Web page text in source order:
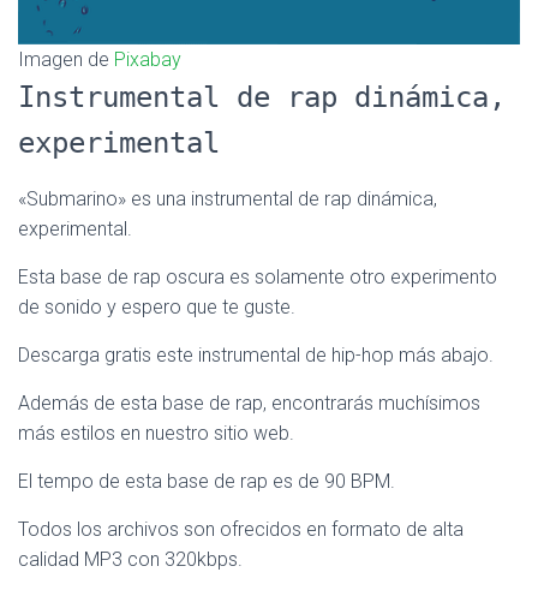
Imagen de Pixabay
Instrumental de rap dinámica,
experimental
«Submarino» es una instrumental de rap dinámica,
experimental.
Esta base de rap oscura es solamente otro experimento
de sonido y espero que te guste.
Descarga gratis este instrumental de hip-hop más abajo.
Además de esta base de rap, encontrarás muchísimos
más estilos en nuestro sitio web.
El tempo de esta base de rap es de 90 BPM.
Todos los archivos son ofrecidos en formato de alta
calidad MP3 con 320kbps.